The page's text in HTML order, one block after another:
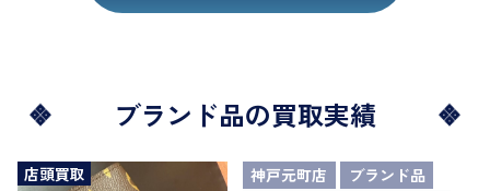
ブランド品の買取実績
店頭買取 神戸元町店
ブランド品